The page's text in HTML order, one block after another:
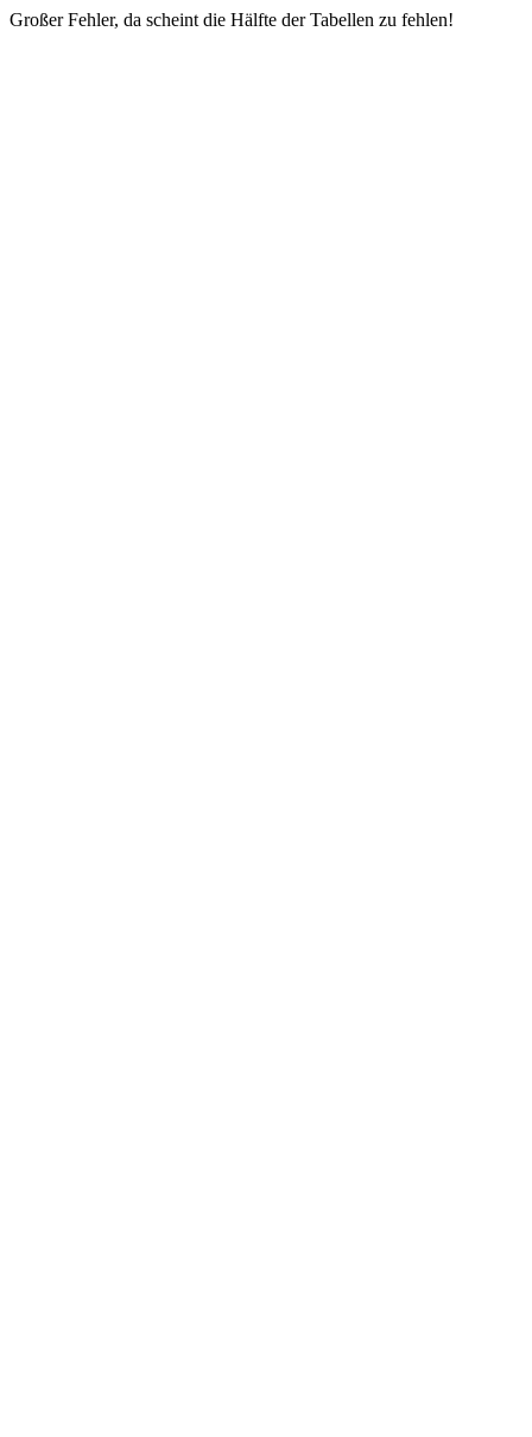
Großer Fehler, da scheint die Hälfte der Tabellen zu fehlen!